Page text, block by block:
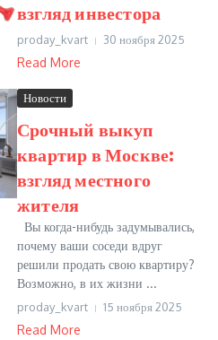
взгляд инвестора
proday_kvart 30 ноября 2025
Read More
Новости
Срочный выкуп
квартир в Москве:
взгляд местного
жителя
Вы когда-нибудь задумывались,
почему ваши соседи вдруг
решили продать свою квартиру?
Возможно, в их жизни ...
proday_kvart 15 ноября 2025
Read More